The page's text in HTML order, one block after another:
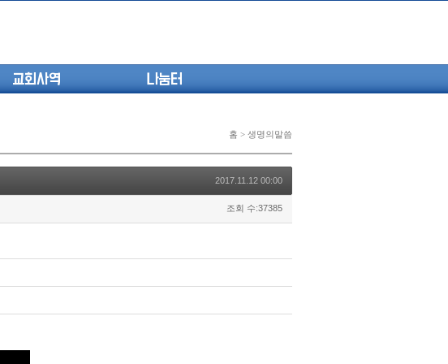
교회사역 나눔터
홈 > 생명의말씀
2017.11.12 00:00
조회 수:37385